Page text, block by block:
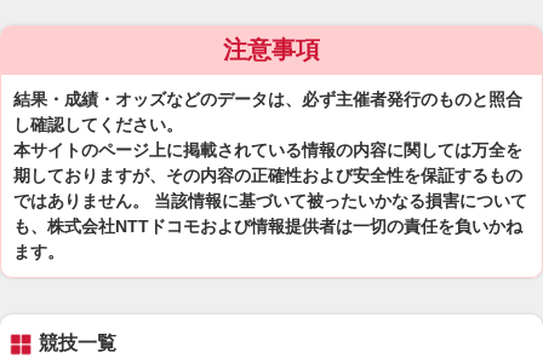
注意事項
結果・成績・オッズなどのデータは、必ず主催者発行のものと照合
し確認してください。
本サイトのページ上に掲載されている情報の内容に関しては万全を
期しておりますが、その内容の正確性および安全性を保証するもの
ではありません。 当該情報に基づいて被ったいかなる損害について
も、株式会社NTTドコモおよび情報提供者は一切の責任を負いかね
ます。
競技一覧